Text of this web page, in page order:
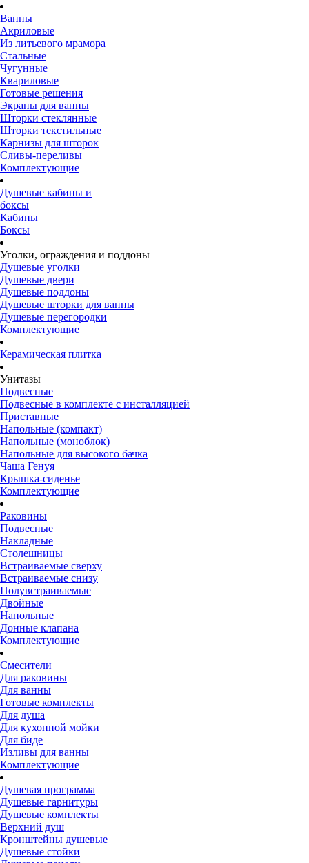
Ванны
Акриловые
Из литьевого мрамора
Стальные
Чугунные
Квариловые
Готовые решения
Экраны для ванны
Шторки стеклянные
Шторки текстильные
Карнизы для шторок
Сливы-переливы
Комплектующие
Душевые кабины и
боксы
Кабины
Боксы
Уголки, ограждения и поддоны
Душевые уголки
Душевые двери
Душевые поддоны
Душевые шторки для ванны
Душевые перегородки
Комплектующие
Керамическая плитка
Унитазы
Подвесные
Подвесные в комплекте с инсталляцией
Приставные
Напольные (компакт)
Напольные (моноблок)
Напольные для высокого бачка
Чаша Генуя
Крышка-сиденье
Комплектующие
Раковины
Подвесные
Накладные
Столешницы
Встраиваемые сверху
Встраиваемые снизу
Полувстраиваемые
Двойные
Напольные
Донные клапана
Комплектующие
Смесители
Для раковины
Для ванны
Готовые комплекты
Для душа
Для кухонной мойки
Для биде
Изливы для ванны
Комплектующие
Душевая программа
Душевые гарнитуры
Душевые комплекты
Верхний душ
Кронштейны душевые
Душевые стойки